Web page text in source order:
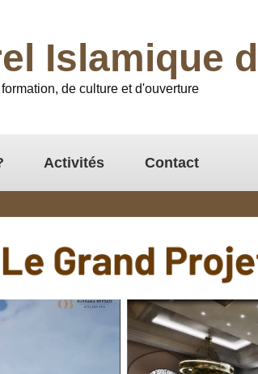
Islamique
de culture et d'ouverture
Activités Contact